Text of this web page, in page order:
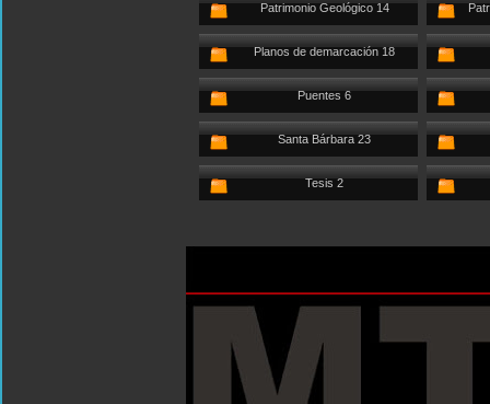
Patrimonio Geológico 14
Planos de demarcación 18
Puentes 6
Santa Bárbara 23
Tesis 2